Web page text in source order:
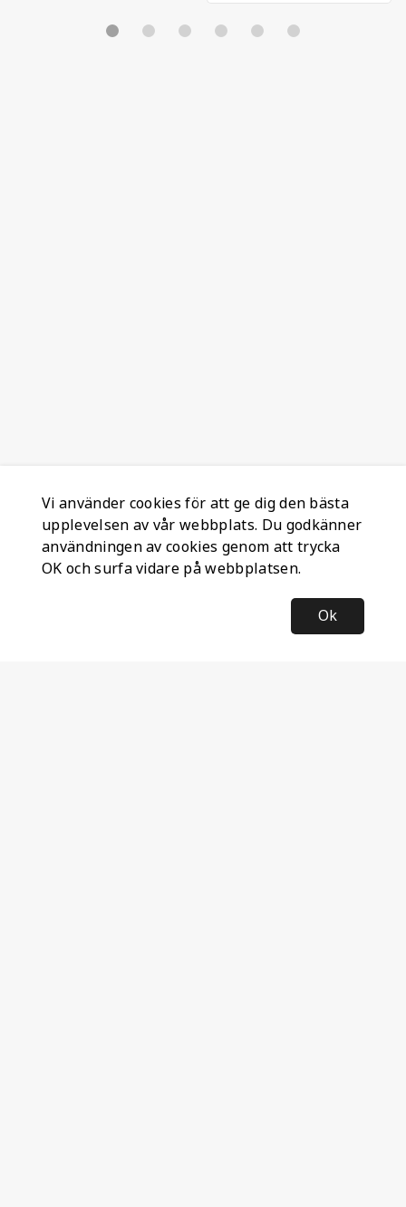
Vi använder cookies för att ge dig den bästa
upplevelsen av vår webbplats. Du godkänner
användningen av cookies genom att trycka
OK och surfa vidare på webbplatsen.
Ok